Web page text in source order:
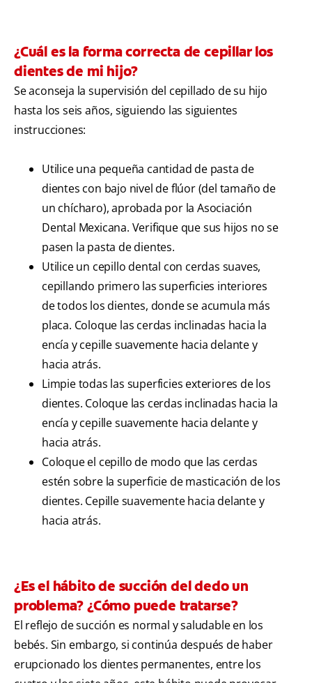
¿Cuál es la forma correcta de cepillar los
dientes de mi hijo?
Se aconseja la supervisión del cepillado de su hijo
hasta los seis años, siguiendo las siguientes
instrucciones:
Utilice una pequeña cantidad de pasta de
dientes con bajo nivel de flúor (del tamaño de
un chícharo), aprobada por la Asociación
Dental Mexicana. Verifique que sus hijos no se
pasen la pasta de dientes.
Utilice un cepillo dental con cerdas suaves,
cepillando primero las superficies interiores
de todos los dientes, donde se acumula más
placa. Coloque las cerdas inclinadas hacia la
encía y cepille suavemente hacia delante y
hacia atrás.
Limpie todas las superficies exteriores de los
dientes. Coloque las cerdas inclinadas hacia la
encía y cepille suavemente hacia delante y
hacia atrás.
Coloque el cepillo de modo que las cerdas
estén sobre la superficie de masticación de los
dientes. Cepille suavemente hacia delante y
hacia atrás.
¿Es el hábito de succión del dedo un
problema? ¿Cómo puede tratarse?
El reflejo de succión es normal y saludable en los
bebés. Sin embargo, si continúa después de haber
erupcionado los dientes permanentes, entre los